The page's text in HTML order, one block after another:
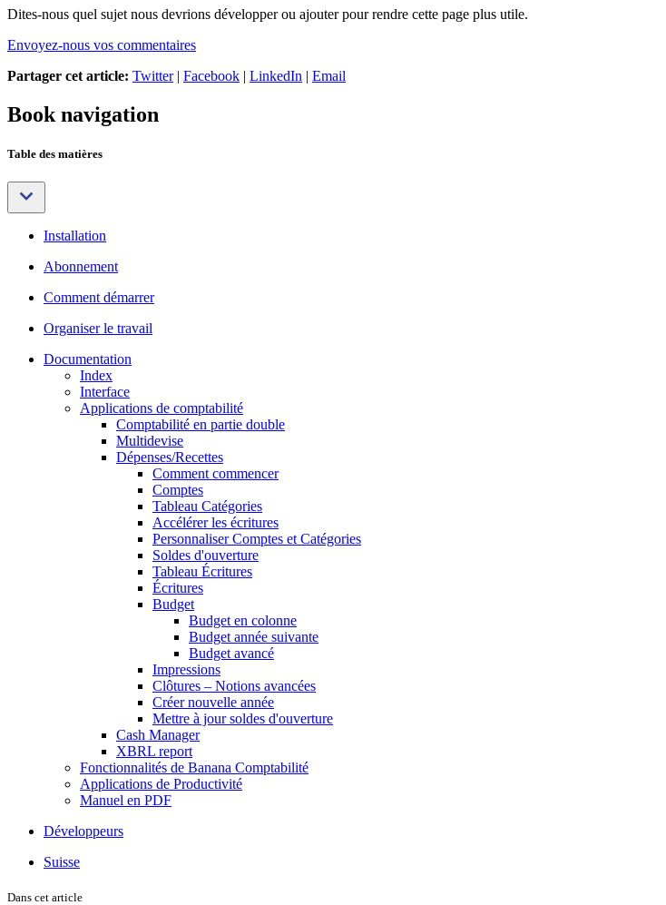
Dites-nous quel sujet nous devrions développer ou ajouter pour rendre cette page plus utile.
Envoyez-nous vos commentaires
Partager cet article: Twitter| Facebook | LinkedIn | Email
Book navigation
Table des matières
Installation
Abonnement
Comment démarrer
Organiser le travail
Documentation
Index
Interface
Applications de comptabilité
Comptabilité en partie double
Multidevise
Dépenses/Recettes
Comment commencer
Comptes
Tableau Catégories
Accélérer les écritures
Personnaliser Comptes et Catégories
Soldes d'ouverture
Tableau Écritures
Écritures
Budget
Budget en colonne
Budget année suivante
Budget avancé
Impressions
Clôtures – Notions avancées
Créer nouvelle année
Mettre à jour soldes d'ouverture
Cash Manager
XBRL report
Fonctionnalités de Banana Comptabilité
Applications de Productivité
Manuel en PDF
Développeurs
Suisse
Dans cet article